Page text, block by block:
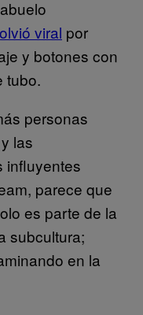
viral por
y botones con
tubo.
personas
y las
influyentes
parece que
es parte de la
subcultura;
en la